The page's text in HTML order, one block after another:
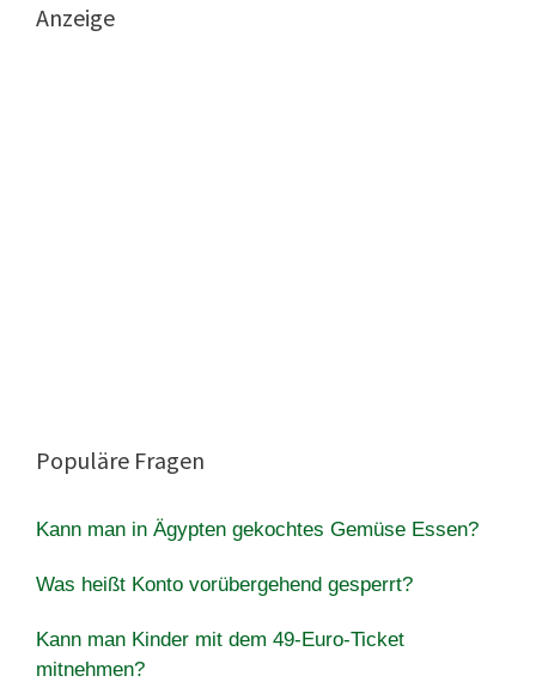
Anzeige
Populäre Fragen
Kann man in Ägypten gekochtes Gemüse Essen?
Was heißt Konto vorübergehend gesperrt?
Kann man Kinder mit dem 49-Euro-Ticket
mitnehmen?